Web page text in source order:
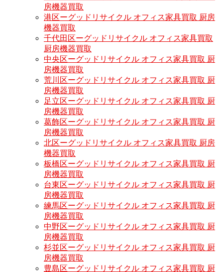
房機器買取
港区ーグッドリサイクル オフィス家具買取 厨房
機器買取
千代田区ーグッドリサイクル オフィス家具買取
厨房機器買取
中央区ーグッドリサイクル オフィス家具買取 厨
房機器買取
荒川区ーグッドリサイクル オフィス家具買取 厨
房機器買取
足立区ーグッドリサイクル オフィス家具買取 厨
房機器買取
葛飾区ーグッドリサイクル オフィス家具買取 厨
房機器買取
北区ーグッドリサイクル オフィス家具買取 厨房
機器買取
板橋区ーグッドリサイクル オフィス家具買取 厨
房機器買取
台東区ーグッドリサイクル オフィス家具買取 厨
房機器買取
練馬区ーグッドリサイクル オフィス家具買取 厨
房機器買取
中野区ーグッドリサイクル オフィス家具買取 厨
房機器買取
杉並区ーグッドリサイクル オフィス家具買取 厨
房機器買取
豊島区ーグッドリサイクル オフィス家具買取 厨